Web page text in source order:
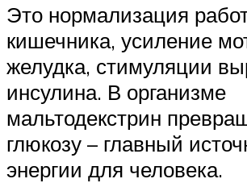
Это нормализация
кишечника, усиление
желудка, стимуляции
инсулина. В организме
мальтодекстрин
глюкозу – главный
энергии для человека.